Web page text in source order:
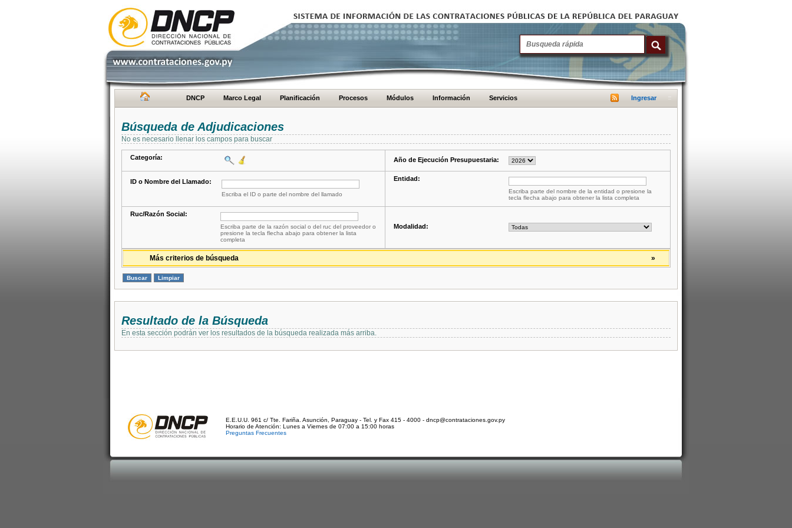
DNCP Marco Legal Planificación Procesos Módulos Información Servicios Ingresar
Búsqueda de Adjudicaciones
No es necesario llenar los campos para buscar
Categoría: Año de Ejecución Presupuestaria:
ID o Nombre del Llamado:
Escriba el ID o parte del nombre del llamado
Entidad:
Escriba parte del nombre de la entidad o presione la
tecla flecha abajo para obtener la lista completa
Ruc/Razón Social:
Escriba parte de la razón social o del ruc del proveedor o
presione la tecla flecha abajo para obtener la lista
completa
Modalidad:
»
Más criterios de búsqueda
Resultado de la Búsqueda
En esta sección podrán ver los resultados de la búsqueda realizada más arriba.
E.E.U.U. 961 c/ Tte. Fariña. Asunción, Paraguay - Tel. y Fax 415 - 4000 - dncp@contrataciones.gov.py
Horario de Atención: Lunes a Viernes de 07:00 a 15:00 horas
Preguntas Frecuentes